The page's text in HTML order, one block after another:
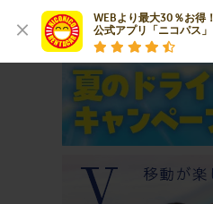
WEBより最大30％お得！
公式アプリ「ニコパス」
おすすめコンテンツ